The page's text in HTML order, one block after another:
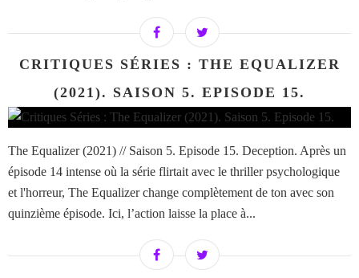
CRITIQUES SÉRIES : THE EQUALIZER
(2021). SAISON 5. EPISODE 15.
The Equalizer (2021) // Saison 5. Episode 15. Deception. Après un
épisode 14 intense où la série flirtait avec le thriller psychologique
et l'horreur, The Equalizer change complètement de ton avec son
quinzième épisode. Ici, l’action laisse la place à...